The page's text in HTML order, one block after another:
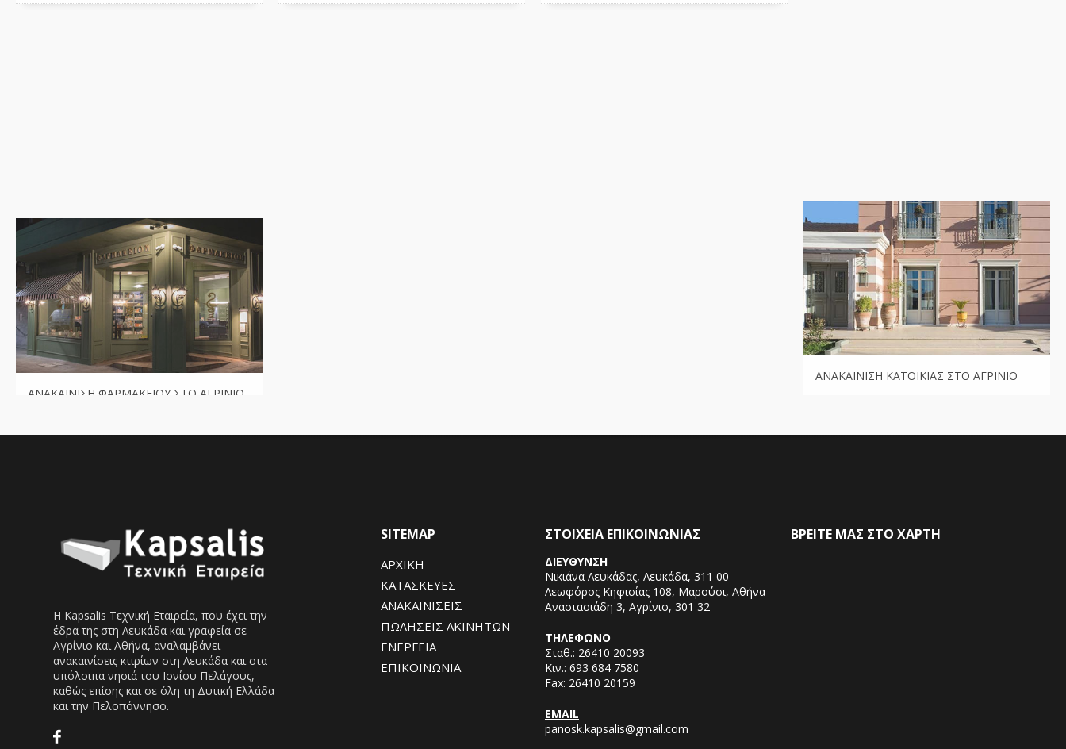
ΑΝΑΚΑΊΝΙΣΗ ΚΑΤΟΙΚΊΑΣ ΣΤΟ ΑΓΡΊΝΙΟ
ΑΝΑΚΑΊΝΙΣΗ ΦΑΡΜΑΚΕΊΟΥ ΣΤΟ ΑΓΡΊΝΙΟ
Η Kapsalis Tεχνική Eταιρεία, που έχει την
έδρα της στη Λευκάδα και γραφεία σε
Αγρίνιο και Αθήνα, αναλαμβάνει
ανακαινίσεις κτιρίων στη Λευκάδα και στα
υπόλοιπα νησιά του Ιονίου Πελάγους,
καθώς επίσης και σε όλη τη Δυτική Ελλάδα
και την Πελοπόννησο.
SITEMAP
ΑΡΧΙΚΗ
ΚΑΤΑΣΚΕΥΕΣ
ΑΝΑΚΑΙΝΙΣΕΙΣ
ΠΩΛΗΣΕΙΣ ΑΚΙΝΗΤΩΝ
ΕΝΕΡΓΕΙΑ
ΕΠΙΚΟΙΝΩΝΙΑ
ΣΤΟΙΧΕΙΑ ΕΠΙΚΟΙΝΩΝΙΑΣ
ΔΙΕΥΘΥΝΣΗ
Νικιάνα Λευκάδας, Λευκάδα, 311 00
Λεωφόρος Κηφισίας 108, Μαρούσι, Αθήνα
Αναστασιάδη 3, Αγρίνιο, 301 32
ΤΗΛΕΦΩΝΟ
Σταθ.: 26410 20093
Κιν.: 693 684 7580
Fax: 26410 20159
EMAIL
panosk.kapsalis@gmail.com
ΒΡΕΙΤΕ ΜΑΣ ΣΤΟ ΧΑΡΤΗ